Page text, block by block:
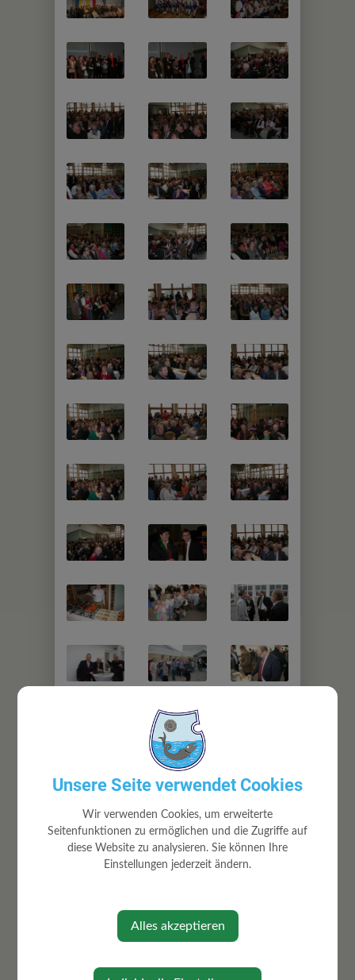
Unsere Seite verwendet Cookies
Wir verwenden Cookies, um erweiterte
Seitenfunktionen zu ermöglichen und die Zugriffe auf
diese Website zu analysieren. Sie können Ihre
Einstellungen jederzeit ändern.
Alles akzeptieren